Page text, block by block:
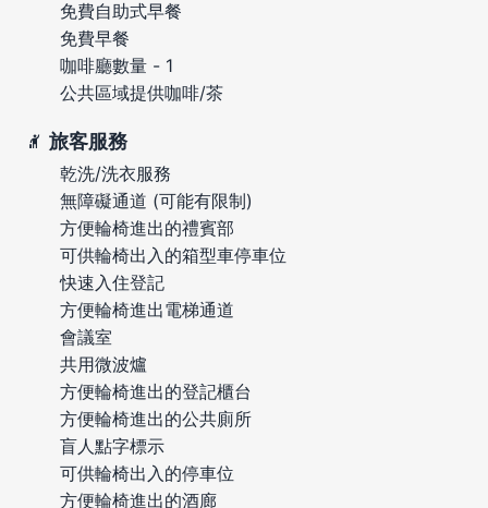
免費自助式早餐
免費早餐
咖啡廳數量 - 1
公共區域提供咖啡/茶
旅客服務
乾洗/洗衣服務
無障礙通道 (可能有限制)
方便輪椅進出的禮賓部
可供輪椅出入的箱型車停車位
快速入住登記
方便輪椅進出電梯通道
會議室
共用微波爐
方便輪椅進出的登記櫃台
方便輪椅進出的公共廁所
盲人點字標示
可供輪椅出入的停車位
方便輪椅進出的酒廊